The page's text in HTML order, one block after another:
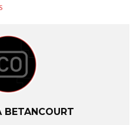
BETANCOURT